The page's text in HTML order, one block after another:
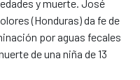
y muerte. José
(Honduras) da fe de
por aguas fecales
de una niña de 13